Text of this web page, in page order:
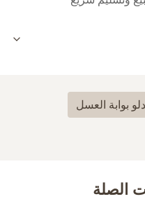
دلو بوابة العسل
الصلة